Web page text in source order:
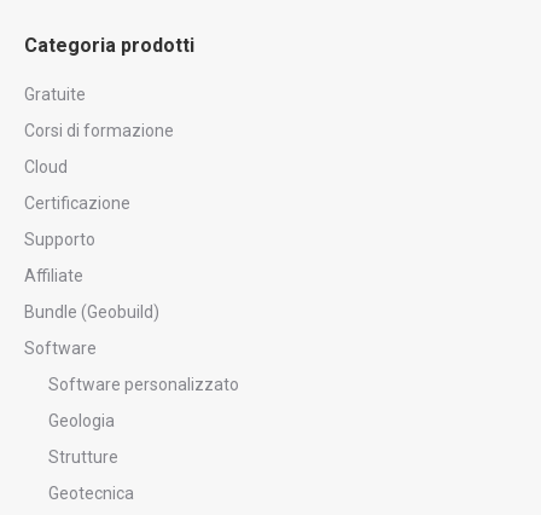
Categoria prodotti
Gratuite
Corsi di formazione
Cloud
Certificazione
Supporto
Affiliate
Bundle (Geobuild)
Software
Software personalizzato
Geologia
Strutture
Geotecnica